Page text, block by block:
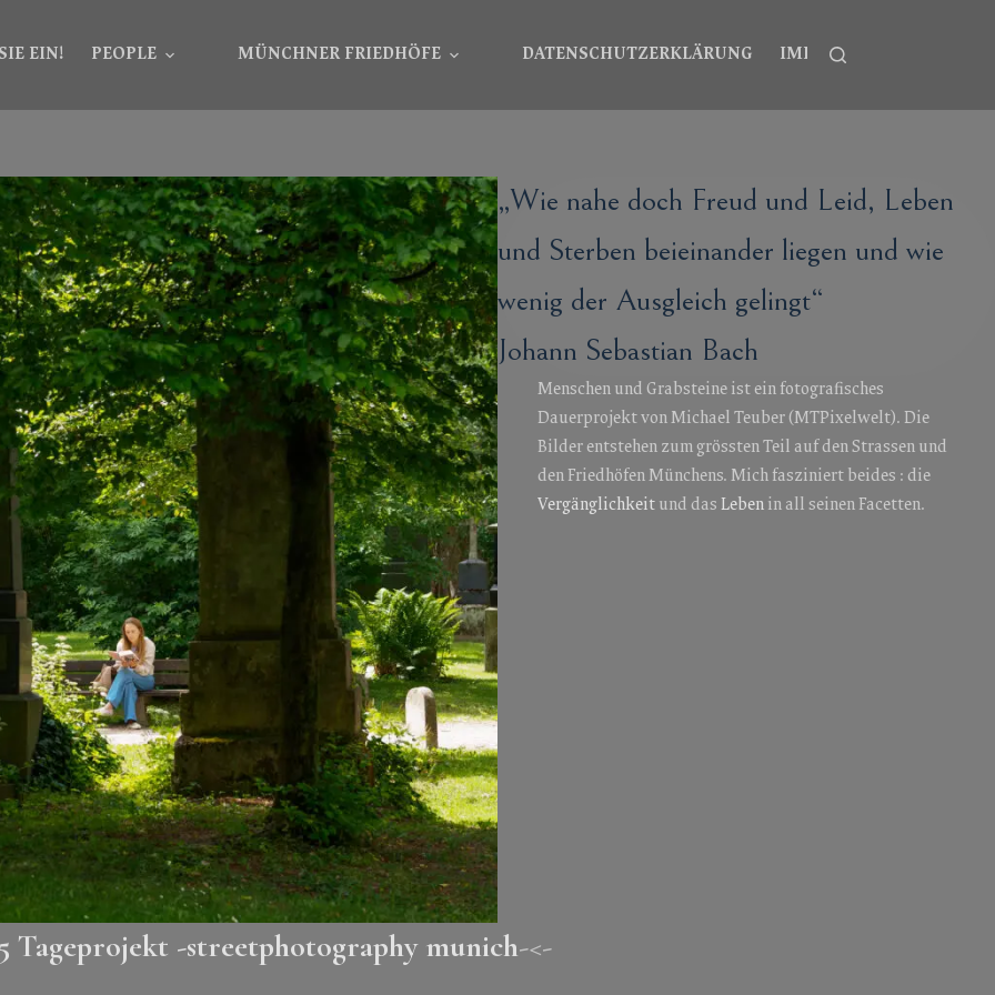
EIN! PEOPLE MÜNCHNER FRIEDHÖFE DATENSCHUTZERKLÄRUNG IMPRESSUM
„Wie nahe doch Freud und Leid, Leben
und Sterben beieinander liegen und wie
wenig der Ausgleich gelingt“
Johann Sebastian Bach
Menschen und Grabsteine ist ein fotografisches
Dauerprojekt von Michael Teuber (MTPixelwelt). Die
Bilder entstehen zum grössten Teil auf den Strassen und
den Friedhöfen Münchens. Mich fasziniert beides : die
Vergänglichkeitund dasLebenin all seinen Facetten.
Tageprojekt -streetphotography munich-<-